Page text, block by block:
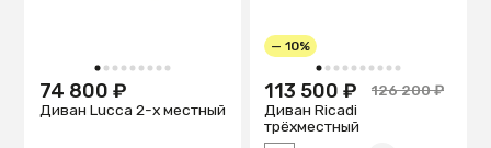
1 2 3 4 5 6 7 8 9
74 800 ₽
Диван Lucca 2-х местный
1 2 3 4 5 6 7 8 9 10
— 10%
113 500 ₽
126 200 ₽
Диван Ricadi
трёхместный